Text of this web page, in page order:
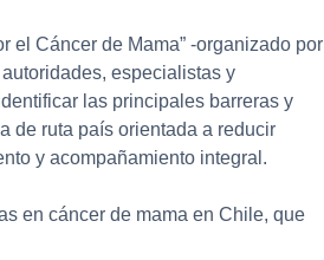
el Cáncer de Mama” -organizado por
especialistas y
las principales barreras y
de ruta país orientada a reducir
y acompañamiento integral.
en cáncer de mama en Chile, que